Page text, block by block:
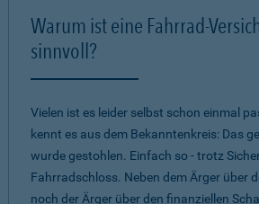
Warum ist eine Fahrrad-
sinnvoll?
Vielen ist es leider selbst schon einmal
kennt es aus dem Bekanntenkreis: Das
wurde gestohlen. Einfach so - trotz
Fahrradschloss. Neben dem Ärger über
noch der Ärger über den finanziellen